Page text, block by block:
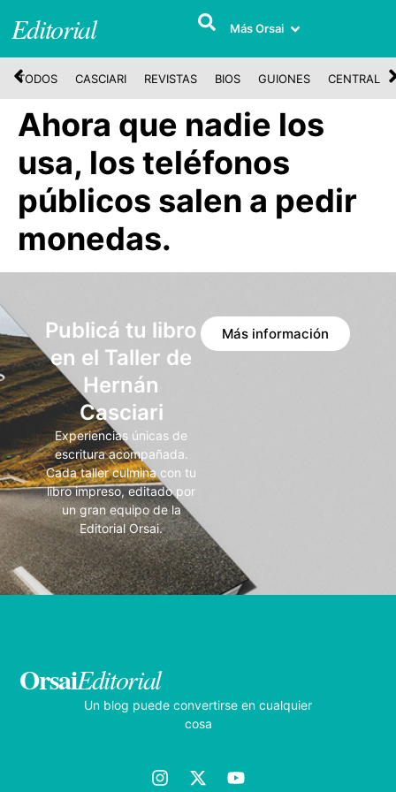
Editorial Más Orsai
TODOS CASCIARI REVISTAS BIOS GUIONES CENTRAL
Ahora que nadie los
usa, los teléfonos
públicos salen a pedir
monedas.
Publicá tu libro
en el Taller de
Hernán
Casciari
Experiencias únicas de
escritura acompañada.
Cada taller culmina con tu
libro impreso, editado por
un gran equipo de la
Editorial Orsai.
Más información
OrsaiEditorial
Un blog puede convertirse en cualquier
cosa